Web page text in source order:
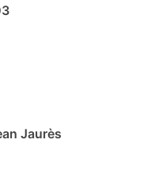
Jaurès